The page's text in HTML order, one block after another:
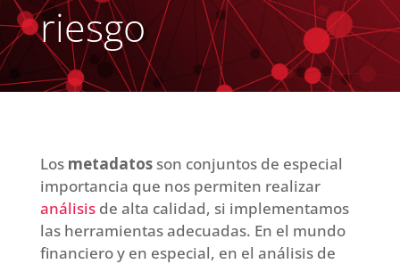
riesgo
Los metadatosson conjuntos de especial
importancia que nos permiten realizar
análisisde alta calidad, si implementamos
las herramientas adecuadas. En el mundo
financiero y en especial, en el análisis de